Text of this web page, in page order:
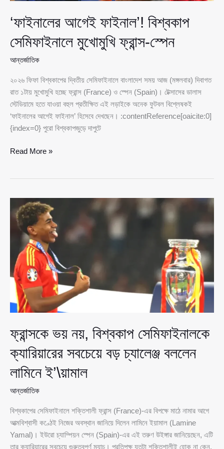
‘ফাইনালের আগেই ফাইনাল’! বিশ্বকাপ
সেমিফাইনালে মুখোমুখি ফ্রান্স-স্পেন
আন্তর্জাতিক
২০২৬ ফিফা বিশ্বকাপের দ্বিতীয় সেমিফাইনালে বাংলাদেশ সময় আজ (মঙ্গলবার) দিবাগত
রাত ১টায় মুখোমুখি হচ্ছে ফ্রান্স (France) ও স্পেন (Spain)। টেক্সাসের ডালাস
স্টেডিয়ামে হতে যাওয়া বহুল প্রতীক্ষিত এই লড়াইকে অনেক ফুটবল বিশ্লেষকই
‘ফাইনালের আগেই ফাইনাল’ হিসেবে দেখছেন। :contentReference[oaicite:0]
{index=0} পুরো বিশ্বকাপজুড়ে দাপুটে
‘ফাইনালের
সেমিফাইনালে
মুখোমুখি
ফ্রান্স-
Read More »
ফ্রান্সকে ভয় নয়, বিশ্বকাপ সেমিফাইনালকে
ক্যারিয়ারের সবচেয়ে বড় চ্যালেঞ্জ বললেন
লামিনে ই’\য়ামাল
আন্তর্জাতিক
বিশ্বকাপের সেমিফাইনালে শক্তিশালী ফ্রান্স (France)-এর বিপক্ষে মাঠে নামার আগে
আত্মবিশ্বাসী কণ্ঠেই নিজের অবস্থান জানিয়ে দিলেন লামিনে ইয়ামাল (Lamine
Yamal)। ইউরো চ্যাম্পিয়ন স্পেন (Spain)-এর এই তরুণ উইঙ্গার জানিয়েছেন, এটি
তার ক্যারিয়ারের সবচেয়ে গুরুত্বপূর্ণ ম্যাচ। প্রতিপক্ষ যতটা শক্তিশালীই হোক না কেন,